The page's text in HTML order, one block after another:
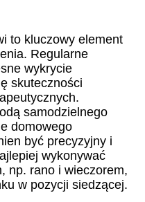
to kluczowy element
Regularne
wykrycie
skuteczności
samodzielnego
domowego
być precyzyjny i
wykonywać
np. rano i wieczorem,
w pozycji siedzącej.